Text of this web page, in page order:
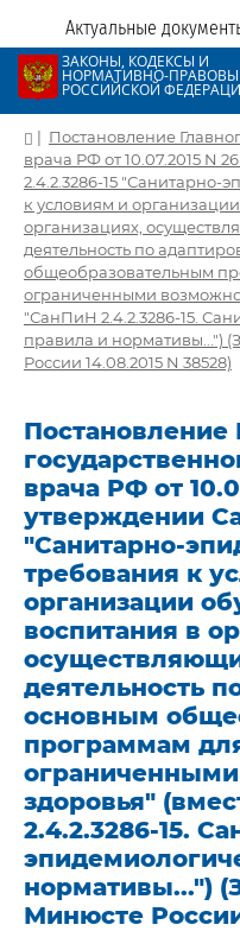
Актуальные
ЗАКОНЫ, КОДЕКСЫ И
НОРМАТИВНО-
РОССИЙСКОЙ
| Постановление
врача РФ от 10.07.2015 N
2.4.2.3286-15 "Санитарно-
к условиям и
организациях,
деятельность по
общеобразовательным
ограниченными
"СанПиН 2.4.2.3286-15.
правила и нормативы...")
России 14.08.2015 N 38528)
Постановление
врача РФ от
утверждении
"Санитарно-
требования к
организации
воспитания в
деятельность
основным
программам
здоровья"
2.4.2.3286-15.
нормативы...")
Минюсте